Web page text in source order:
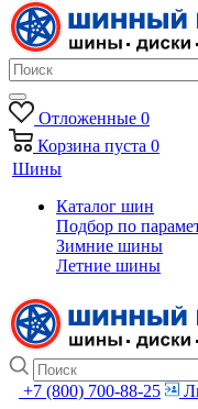
Отложенные 0
Корзина пуста 0
Шины
Каталог шин
Подбор по
Зимние шины
Летние шины
+7 (800) 700-88-25